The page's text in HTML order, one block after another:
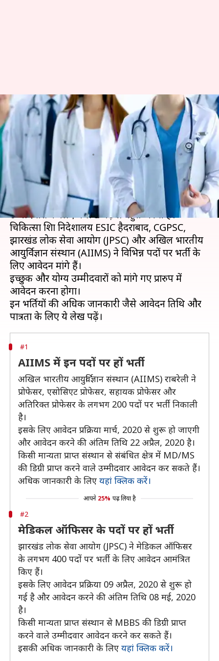
मेडिकल क्षेत्र में बनाना चाहते हैं
बेहतरीन करियर तो इन भर्तियों के
लिए करें आवेदन
लेखन 09:15 pm
क्या है खबर?
मेडिकल क्षेत्र में एक अच्छे करियर की तलाश करने वाले
उम्मीदवारों के लिए ये लेख पढ़ना बहुत जरुरी है।
चिकित्सा शिक्षा निदेशालय ESIC हैदराबाद, CGPSC,
झारखंड लोक सेवा आयोग (JPSC) और अखिल भारतीय
आयुर्विज्ञान संस्थान (AIIMS) ने विभिन्न पदों पर भर्ती के
लिए आवेदन मांगे हैं।
इच्छुक और योग्य उम्मीदवारों को मांगे गए प्रारुप में
आवेदन करना होगा।
इन भर्तियों की अधिक जानकारी जैसे आवेदन तिथि और
#1
AIIMS में इन पदों पर हों भर्ती
अखिल भारतीय आयुर्विज्ञान संस्थान (AIIMS) राबरेली ने
प्रोफेसर, एसोसिएट प्रोफेसर, सहायक प्रोफेसर और
अतिरिक्त प्रोफेसर के लगभग 200 पदों पर भर्ती निकाली
है।
इसके लिए आवेदन प्रक्रिया मार्च, 2020 से शुरू हो जाएगी
और आवेदन करने की अंतिम तिथि 22 अप्रैल, 2020 है।
किसी मान्यता प्राप्त संस्थान से संबंधित क्षेत्र में MD/MS
की डिग्री प्राप्त करने वाले उम्मीदवार आवेदन कर सकते हैं।
अधिक जानकारी के लिए यहां क्लिक करें।
आपने 25% पढ़ लिया है
#2
मेडिकल ऑफिसर के पदों पर हों भर्ती
झारखंड लोक सेवा आयोग (JPSC) ने मेडिकल ऑफिसर
के लगभग 400 पदों पर भर्ती के लिए आवेदन आमंत्रित
किए हैं।
इसके लिए आवेदन प्रक्रिया 09 अप्रैल, 2020 से शुरू हो
गई है और आवेदन करने की अंतिम तिथि 08 मई, 2020
है।
किसी मान्यता प्राप्त संस्थान से MBBS की डिग्री प्राप्त
करने वाले उम्मीदवार आवेदन करने कर सकते हैं।
इसकी अधिक जानकारी के लिए यहां क्लिक करें।